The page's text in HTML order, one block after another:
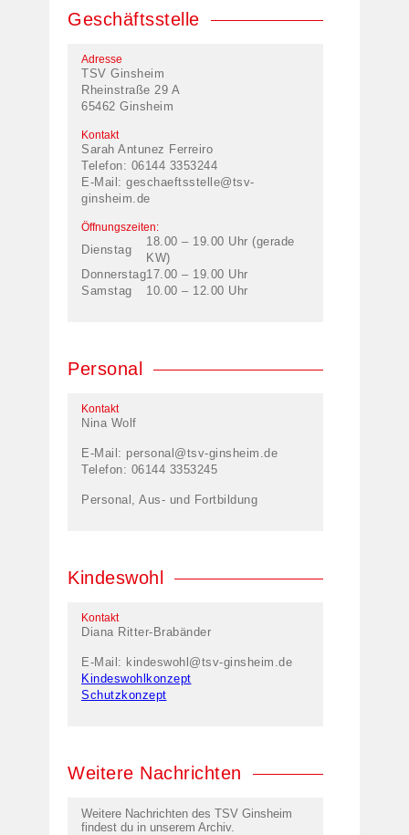
Geschäftsstelle
Adresse
TSV Ginsheim
Rheinstraße 29 A
65462 Ginsheim
Kontakt
Sarah Antunez Ferreiro
Telefon: 06144 3353244
E-Mail: geschaeftsstelle@tsv-
ginsheim.de
Öffnungszeiten:
Dienstag
18.00 – 19.00 Uhr (gerade
KW)
Donnerstag17.00 – 19.00 Uhr
Samstag
10.00 – 12.00 Uhr
Personal
Kontakt
Nina Wolf
E-Mail: personal@tsv-ginsheim.de
Telefon: 06144 3353245
Personal, Aus- und Fortbildung
Kindeswohl
Kontakt
Diana Ritter-Brabänder
E-Mail: kindeswohl@tsv-ginsheim.de
Kindeswohlkonzept
Schutzkonzept
Weitere Nachrichten
Weitere Nachrichten des TSV Ginsheim
findest du in unserem Archiv.